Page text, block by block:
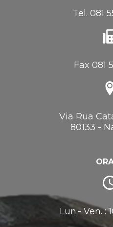
Tel. 081
Fax 081
Via Rua
80133 -
Lun.- Ven. :